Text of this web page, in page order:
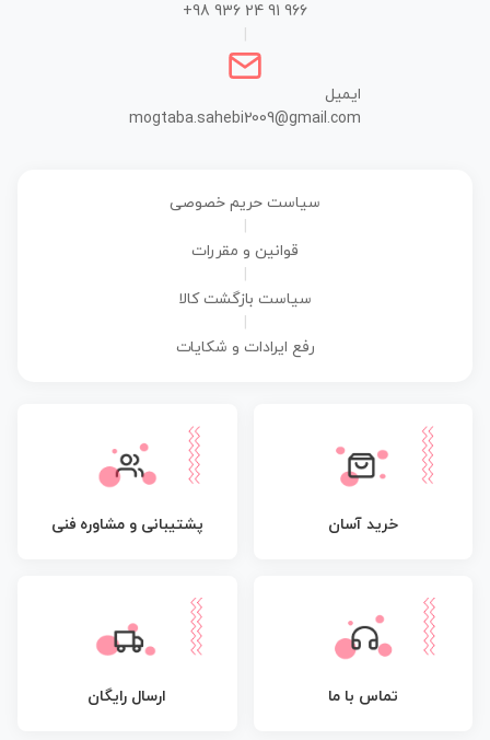
+98 936 24 91 966
ایمیل
mogtaba.sahebi2009@gmail.com
سیاست حریم خصوصی
قوانین و مقررات
سیاست بازگشت کالا
رفع ایرادات و شکایات
خرید آسان پشتیبانی و مشاوره فنی
تماس با ما ارسال رایگان